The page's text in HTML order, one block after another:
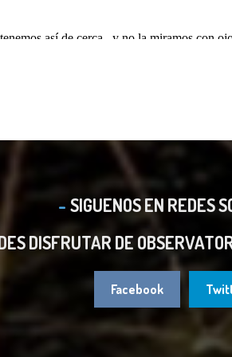
SIGUENOS EN REDES
DISFRUTAR DE
Facebook